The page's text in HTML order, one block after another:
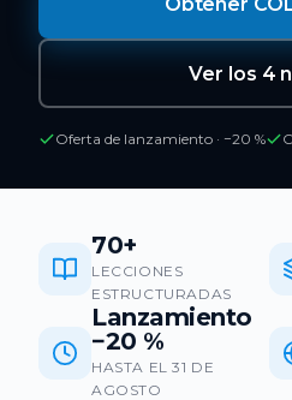
Ver los 4
Oferta de lanzamiento · −20 %
70+
LECCIONES
ESTRUCTURADAS
Lanzamiento
−20 %
HASTA EL 31 DE
AGOSTO